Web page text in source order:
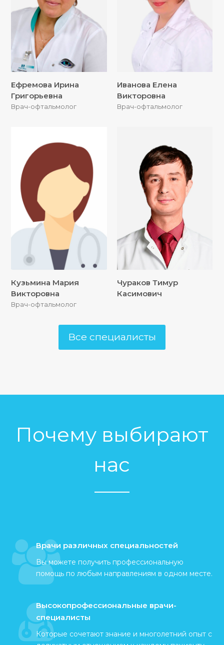
Ефремова Ирина
Григорьевна
Врач-офтальмолог
Иванова Елена
Викторовна
Врач-офтальмолог
Кузьмина Мария
Викторовна
Врач-офтальмолог
Чураков Тимур
Касимович
Все специалисты
Почему выбирают
нас
Врачи различных специальностей
Вы можете получить профессиональную
помощь по любым направлениям в одном месте.
Высокопрофессиональные врачи-
специалисты
Которые сочетают знание и многолетний опыт с